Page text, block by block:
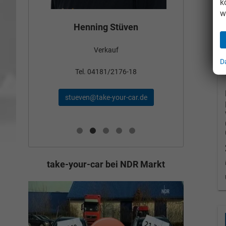
Henning Stüven
Verkauf
Tel. 04181/2176-18
stueven@take-your-car.de
take-your-car bei NDR Markt